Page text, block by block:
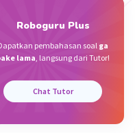
7 adalah 1.
prima tersebut
7 = 1.008
Roboguru Plus
pembahasan soalga
lama, langsung dari Tutor!
Chat Tutor